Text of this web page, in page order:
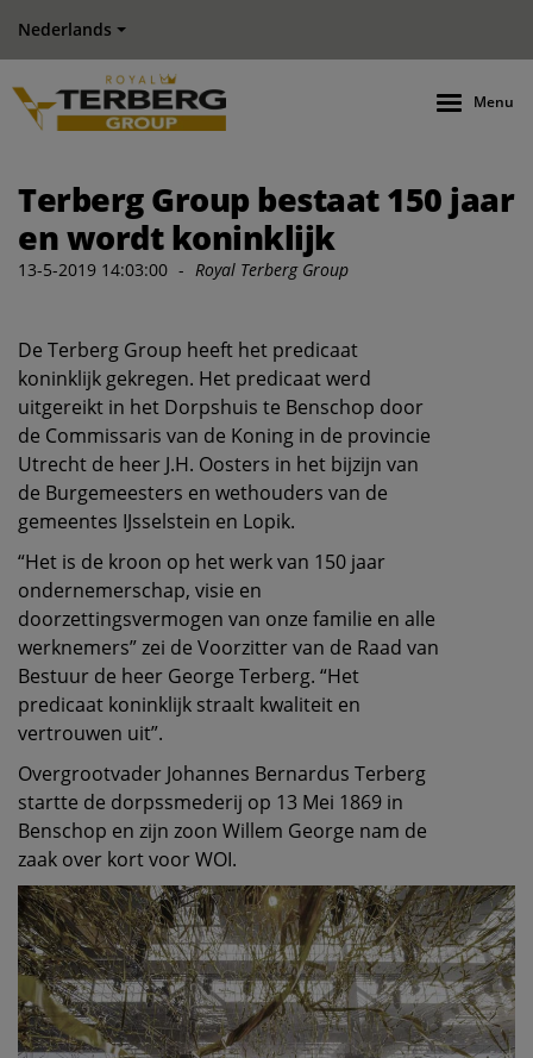
Nederlands
Menu
Terberg Group bestaat 150 jaar
en wordt koninklijk
13-5-2019 14:03:00 - Royal Terberg Group
De Terberg Group heeft het predicaat
koninklijk gekregen. Het predicaat werd
uitgereikt in het Dorpshuis te Benschop door
de Commissaris van de Koning in de provincie
Utrecht de heer J.H. Oosters in het bijzijn van
de Burgemeesters en wethouders van de
gemeentes IJsselstein en Lopik.
“Het is de kroon op het werk van 150 jaar
ondernemerschap, visie en
doorzettingsvermogen van onze familie en alle
werknemers” zei de Voorzitter van de Raad van
Bestuur de heer George Terberg. “Het
predicaat koninklijk straalt kwaliteit en
vertrouwen uit”.
Overgrootvader Johannes Bernardus Terberg
startte de dorpssmederij op 13 Mei 1869 in
Benschop en zijn zoon Willem George nam de
zaak over kort voor WOI.